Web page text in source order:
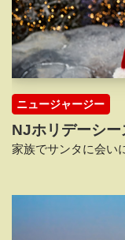
ニュージャージー
NJホリデーシー
家族でサンタに会い